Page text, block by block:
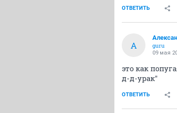
ОТВЕТИТЬ
А
guru
09 мая
это как
д-д-урак"
ОТВЕТИТЬ